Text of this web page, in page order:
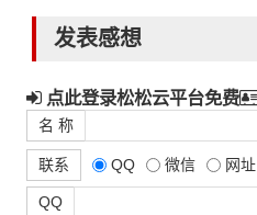
发表感想
点此登录松松云平台免费
名 称
联系 QQ 微信 网址
QQ